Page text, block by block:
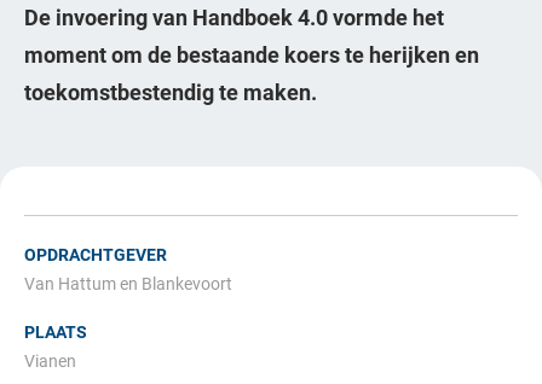
De invoering van Handboek 4.0 vormde het
moment om de bestaande koers te herijken en
toekomstbestendig te maken.
OPDRACHTGEVER
Van Hattum en Blankevoort
PLAATS
Vianen